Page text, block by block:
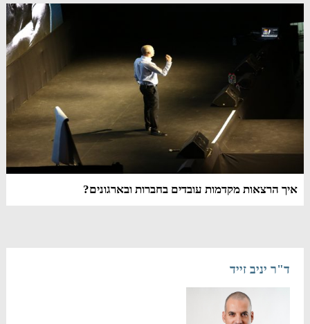
איך הרצאות מקדמות עובדים בחברות ובארגונים?
ד"ר יניב זייד